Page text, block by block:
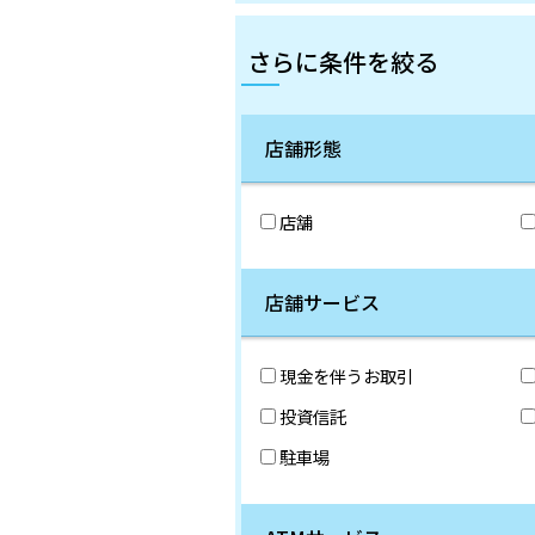
さらに条件を絞る
店舗形態
店舗
店舗サービス
現金を伴うお取引
投資信託
駐車場